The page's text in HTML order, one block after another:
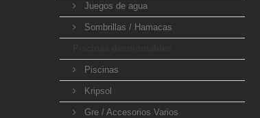
Juegos de agua
Sombrillas / Hamacas
Piscinas
Kripsol
Gre / Accesorios Varios